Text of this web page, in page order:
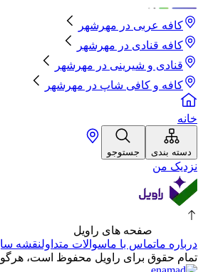
کافه عربی در مهرشهر
کافه قنادی در مهرشهر
قنادی و شیرینی در مهرشهر
کافه و کافی شاپ در مهرشهر
خانه
دسته بندی جستوجو
نزدیک من
صفحه های راویل
درباره ماتماس با ماسوالات متداولنقشه
تمام حقوق برای راویل محفوظ است،